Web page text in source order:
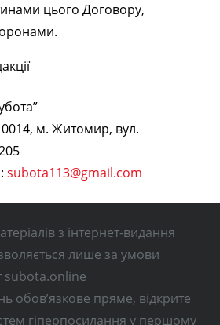
цього Договору,
м. Житомир, вул.
subota113@gmail.com
з інтернет-видання
лише за умови
subota.online
обов’язкове пряме, відкрите
гіперпосилання у першому